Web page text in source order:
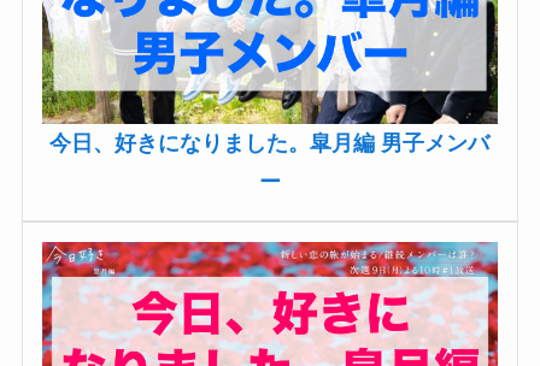
今日、好きになりました。皐月編 男子メンバ
ー